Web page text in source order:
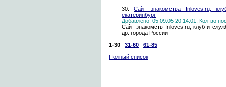
30.Сайт знакомства Inloves.ru,
екатеринбург
Добавлено: 05.09.05 20:14:01, Кол-во
Сайт знакомств Inloves.ru, клуб и
др. города России
1-30
31-60
61-85
Полный список